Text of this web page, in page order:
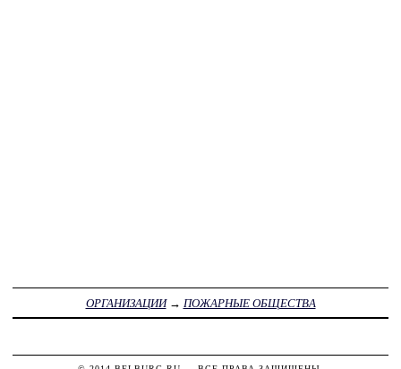
ОРГАНИЗАЦИИ→ ПОЖАРНЫЕ ОБЩЕСТВА